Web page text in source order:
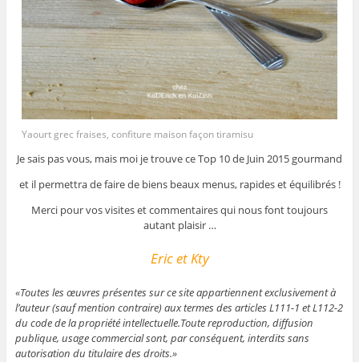
Yaourt grec fraises, confiture maison façon tiramisu
Je sais pas vous, mais moi je trouve ce Top 10 de Juin 2015 gourmand
et il permettra de faire de biens beaux menus, rapides et équilibrés !
Merci pour vos visites et commentaires qui nous font toujours
autant plaisir …
Eric et Kty
«Toutes les œuvres présentes sur ce site appartiennent exclusivement à
l’auteur (sauf mention contraire) aux termes des articles L111-1 et L112-2
du code de la propriété intellectuelle.Toute reproduction, diffusion
publique, usage commercial sont, par conséquent, interdits sans
autorisation du titulaire des droits.»